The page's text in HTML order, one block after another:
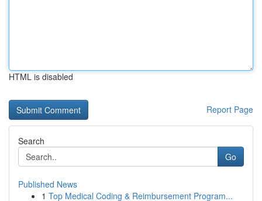
HTML is disabled
Report Page
Search
Go
Published News
1 Top Medical Coding & Reimbursement Program...